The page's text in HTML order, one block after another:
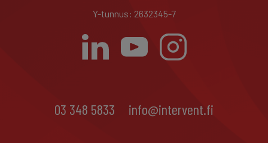
Y-tunnus: 2632345-7
03 348 5833 info@intervent.fi